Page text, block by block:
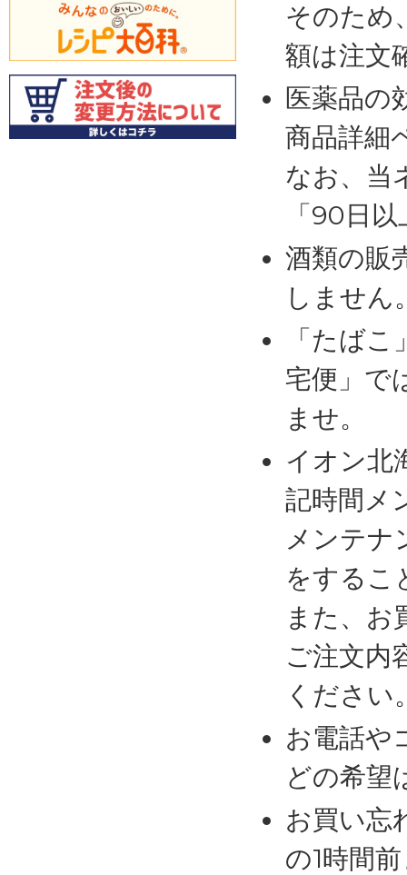
そのため
額は注文
医薬品の
商品詳細
なお、当
「90日
酒類の販
しません
「たば
宅便」で
ませ。
イオン北
記時間メ
メンテナ
をするこ
また、お
ご注文内
ください
お電話や
どの希望
お買い忘
の1時間